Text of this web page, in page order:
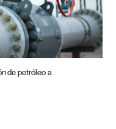
de petróleo a